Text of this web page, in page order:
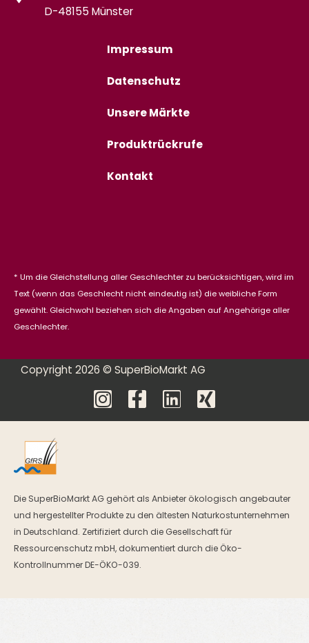
D-48155 Münster
Impressum
Datenschutz
Unsere Märkte
Produktrückrufe
Kontakt
* Um die Gleichstellung aller Geschlechter zu berücksichtigen, wird im
Text (wenn das Geschlecht nicht eindeutig ist) die weibliche Form
gewählt. Gleichwohl beziehen sich die Angaben auf Angehörige aller
Geschlechter.
Copyright 2026 © SuperBioMarkt AG
Die SuperBioMarkt AG gehört als Anbieter ökologisch angebauter
und hergestellter Produkte zu den ältesten Naturkostunternehmen
in Deutschland. Zertifiziert durch die Gesellschaft für
Ressourcenschutz mbH, dokumentiert durch die Öko-
Kontrollnummer DE-ÖKO-039.